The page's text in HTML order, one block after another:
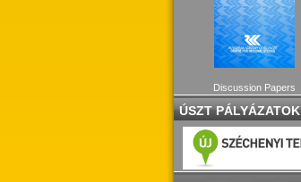
Discussion Papers
ÚSZT PÁLYÁZATOK